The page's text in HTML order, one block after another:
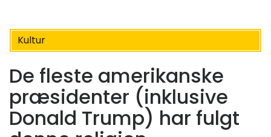
Kultur
De fleste amerikanske
præsidenter (inklusive
Donald Trump) har fulgt